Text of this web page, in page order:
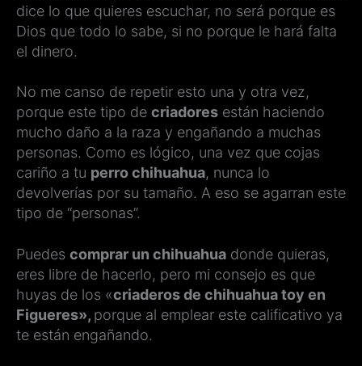
dice lo que quieres escuchar, no será porque es
Dios que todo lo sabe, si no porque le hará falta
el dinero.
No me canso de repetir esto una y otra vez,
porque este tipo de criadores están haciendo
mucho daño a la raza y engañando a muchas
personas. Como es lógico, una vez que cojas
cariño a tu perro chihuahua, nunca lo
devolverías por su tamaño. A eso se agarran este
tipo de “personas”.
Puedes comprar un chihuahua donde quieras,
eres libre de hacerlo, pero mi consejo es que
huyas de los «criaderos de chihuahua toy en
Figueres», porque al emplear este calificativo ya
te están engañando.